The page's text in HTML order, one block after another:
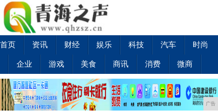
首页 资讯 财经 娱乐 科技 汽车 时尚
企业 游戏 美食 商讯 消费 微商
广告